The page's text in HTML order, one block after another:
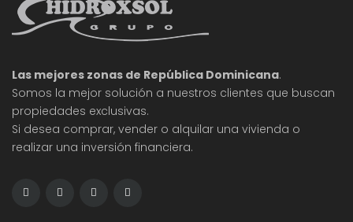
Las mejores zonas de República Dominicana.
Somos la mejor solución a nuestros clientes que buscan
propiedades exclusivas.
Si desea comprar, vender o alquilar una vivienda o
realizar una inversión financiera.